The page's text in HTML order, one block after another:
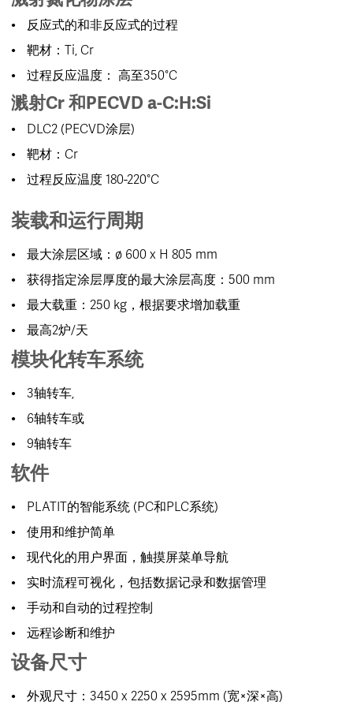
反应式的和非反应式的过程
靶材：Ti, Cr
过程反应温度： 高至350°C
溅射Cr 和PECVD a-C:H:Si
DLC2 (PECVD涂层)
靶材：Cr
过程反应温度 180-220°C
装载和运行周期
最大涂层区域：ø 600 x H 805 mm
获得指定涂层厚度的最大涂层高度：500 mm
最大载重：250 kg，根据要求增加载重
最高2炉/天
模块化转车系统
3轴转车,
6轴转车或
9轴转车
软件
PLATIT的智能系统 (PC和PLC系统)
使用和维护简单
现代化的用户界面，触摸屏菜单导航
实时流程可视化，包括数据记录和数据管理
手动和自动的过程控制
远程诊断和维护
设备尺寸
外观尺寸：3450 x 2250 x 2595mm (宽×深×高)